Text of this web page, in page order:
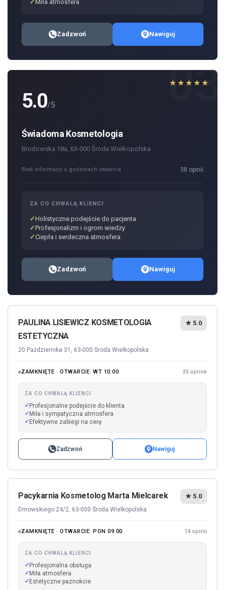
Miła atmosfera
Zadzwoń Nawiguj
03
★★★★★
5.0/5
Świadoma Kosmetologia
Brodowska 18a, 63-000 Środa Wielkopolska
Brak informacji o godzinach otwarcia 38 opinii
ZA CO CHWALĄ KLIENCI
Holistyczne podejście do pacjenta
Profesjonalizm i ogrom wiedzy
Ciepła i serdeczna atmosfera
Zadzwoń Nawiguj
PAULINA LISIEWICZ KOSMETOLOGIA
ESTETYCZNA
20 Października 31, 63-000 Środa Wielkopolska
★ 5.0
ZAMKNIĘTE · OTWARCIE: WT 10:00 33 opinie
ZA CO CHWALĄ KLIENCI
Profesjonalne podejście do klienta
Miła i sympatyczna atmosfera
Efektywne zabiegi na cerę
Zadzwoń Nawiguj
Pacykarnia Kosmetolog Marta Mielcarek
Dmowskiego 24/2, 63-000 Środa Wielkopolska
★ 5.0
ZAMKNIĘTE · OTWARCIE: PON 09:00 14 opinii
ZA CO CHWALĄ KLIENCI
Profesjonalna obsługa
Miła atmosfera
Estetyczne paznokcie